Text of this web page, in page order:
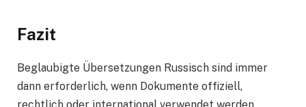
Fazit
Beglaubigte Übersetzungen Russisch sind immer
dann erforderlich, wenn Dokumente offiziell,